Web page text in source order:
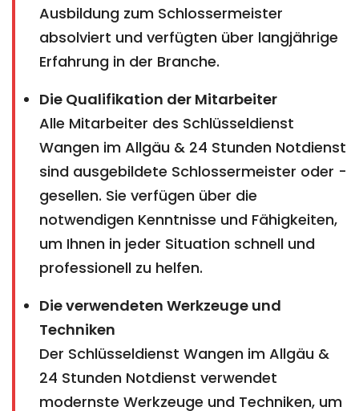
Ausbildung zum Schlossermeister
absolviert und verfügten über langjährige
Erfahrung in der Branche.
Die Qualifikation der Mitarbeiter
Alle Mitarbeiter des Schlüsseldienst
Wangen im Allgäu & 24 Stunden Notdienst
sind ausgebildete Schlossermeister oder -
gesellen. Sie verfügen über die
notwendigen Kenntnisse und Fähigkeiten,
um Ihnen in jeder Situation schnell und
professionell zu helfen.
Die verwendeten Werkzeuge und
Techniken
Der Schlüsseldienst Wangen im Allgäu &
24 Stunden Notdienst verwendet
modernste Werkzeuge und Techniken, um